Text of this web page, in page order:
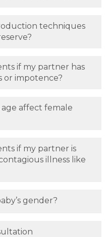
techniques
if my partner has
or impotence?
affect female
if my partner is
illness like
gender?